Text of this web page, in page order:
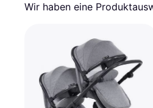
Wir haben eine